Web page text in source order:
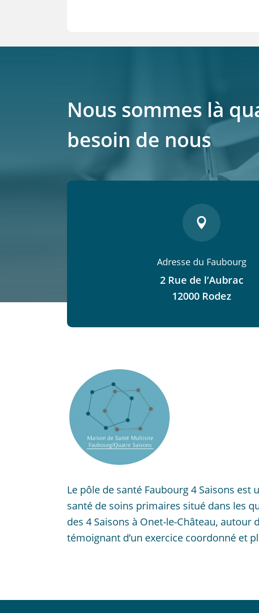
Nous sommes là
besoin de nous

Adresse du Faubourg
2 Rue de l’Aubrac
12000 Rodez
Le pôle de santé Faubourg 4 Saisons
santé de soins primaires situé dans les
des 4 Saisons à Onet-le-Château, autour
témoignant d’un exercice coordonné et